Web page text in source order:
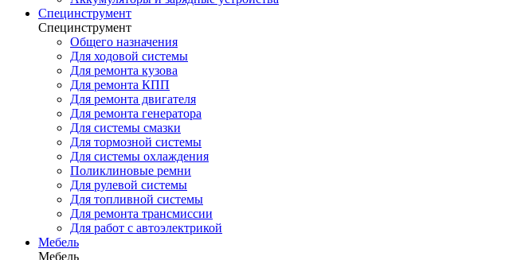
Специнструмент
Специнструмент
Общего назначения
Для ходовой системы
Для ремонта кузова
Для ремонта КПП
Для ремонта двигателя
Для ремонта генератора
Для системы смазки
Для тормозной системы
Для системы охлаждения
Поликлиновые ремни
Для рулевой системы
Для топливной системы
Для ремонта трансмиссии
Для работ с автоэлектрикой
Мебель
Мебель